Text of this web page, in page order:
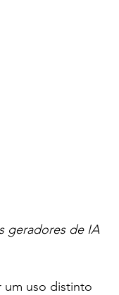
geradores de IA
um uso distinto